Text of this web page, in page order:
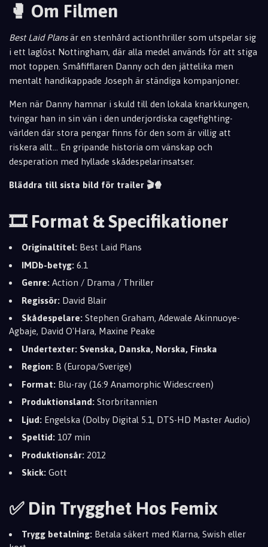
🥊 Om Filmen
Best Laid Plansär en stenhård actionthriller som utspelar sig
i ett laglöst Nottingham, där alla medel används för att stiga
mot toppen. Småfifflaren Danny och den jättelika men
mentalt handikappade Joseph är ständiga kompanjoner.
Men när Danny hamnar i skuld till den lokala knarkkungen,
tvingar han in sin vän i den underjordiska cagefighting-
världen där stora pengar finns för den som är villig att
riskera allt... En gripande historia om vänskap och
desperation med hyllade skådespelarinsatser.
Bläddra till sista bild för trailer 🎬🍿
🎞️ Format & Specifikationer
Originaltitel: Best Laid Plans
IMDb-betyg: 6.1
Genre: Action / Drama / Thriller
Regissör: David Blair
Skådespelare: Stephen Graham, Adewale Akinnuoye-
Agbaje, David O'Hara, Maxine Peake
Undertexter: Svenska, Danska, Norska, Finska
Region: B (Europa/Sverige)
Format: Blu-ray (16:9 Anamorphic Widescreen)
Produktionsland: Storbritannien
Ljud: Engelska (Dolby Digital 5.1, DTS-HD Master Audio)
Speltid: 107 min
Produktionsår: 2012
Skick: Gott
✅ Din Trygghet Hos Femix
Trygg betalning: Betala säkert med Klarna, Swish eller